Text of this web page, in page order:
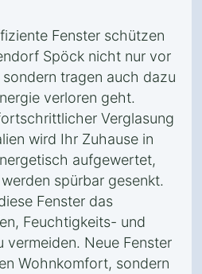
Fenster schützen
Spöck nicht nur vor
tragen auch dazu
verloren geht.
Verglasung
wird Ihr Zuhause in
aufgewertet,
spürbar gesenkt.
Fenster das
Feuchtigkeits- und
vermeiden. Neue Fenster
Wohnkomfort, sondern